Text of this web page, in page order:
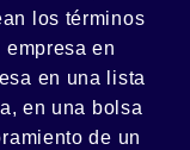
los términos
en
en una lista
en una bolsa
de un